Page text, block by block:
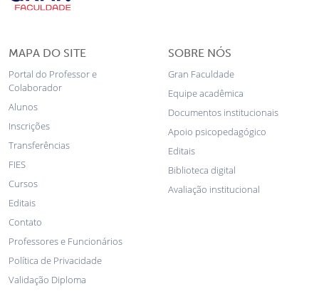
MAPA DO SITE
Portal do Professor e
Colaborador
Alunos
Inscrições
Transferências
FIES
Cursos
Editais
Contato
Professores e Funcionários
Política de Privacidade
Validação Diploma
SOBRE NÓS
Gran Faculdade
Equipe acadêmica
Documentos institucionais
Apoio psicopedagógico
Editais
Biblioteca digital
Avaliação institucional